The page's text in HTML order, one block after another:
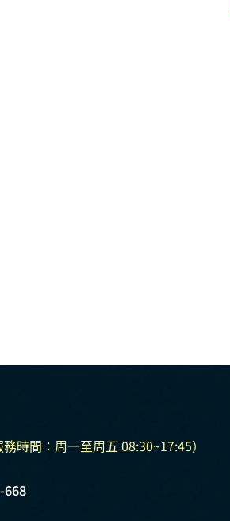
務時間：周一至周五 08:30~17:45）
668